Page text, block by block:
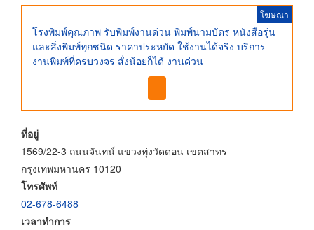
โฆษณา
โรงพิมพ์คุณภาพ รับพิมพ์งานด่วน พิมพ์นามบัตร หนังสือรุ่น
และสิ่งพิมพ์ทุกชนิด ราคาประหยัด ใช้งานได้จริง บริการ
งานพิมพ์ที่ครบวงจร สั่งน้อยก็ได้ งานด่วน
ที่อยู่
1569/22-3 ถนนจันทน์ แขวงทุ่งวัดดอน เขตสาทร
กรุงเทพมหานคร 10120
โทรศัพท์
02-678-6488
เวลาทำการ